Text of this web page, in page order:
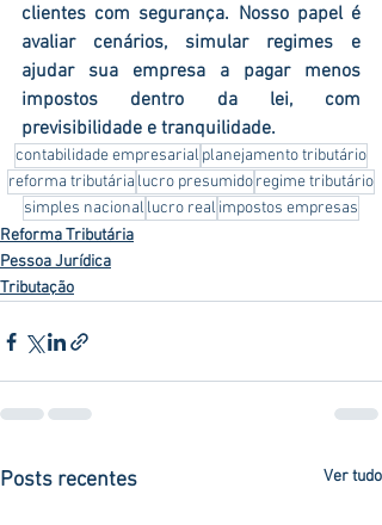
clientes com segurança. Nosso papel é
avaliar cenários, simular regimes e
ajudar sua empresa a pagar menos
impostos dentro da lei, com
previsibilidade e tranquilidade.
contabilidade empresarial planejamento tributário
reforma tributária lucro presumidoregime tributário
simples nacional lucro real impostos empresas
Reforma Tributária
Pessoa Jurídica
Tributação
Posts recentes Ver tudo